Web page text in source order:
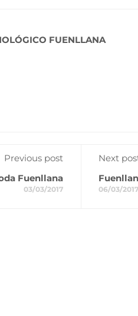
FUENLLANA
Previous post
Fuenllana
03/03/2017
Next
06/03/2017